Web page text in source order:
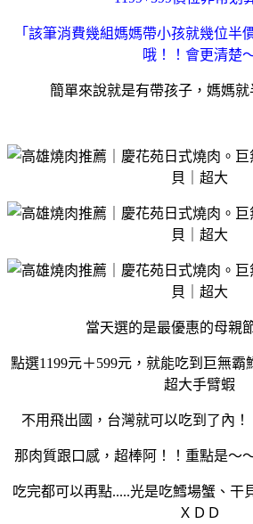
「該筆消費幾組媽媽帶小孩就幾位半
哦！！會更清楚
簡單來說就是有帶孩子，媽媽
當天選的是最優惠的母親
點選1199元＋599元，就能吃到巨無霸
超大手臂蝦
不用飛出國，台灣就可以吃到了內
那肉質跟口感，超棒阿！！重點是～
吃完都可以再點.....光是吃鱈場蟹、干
ＸＤＤ